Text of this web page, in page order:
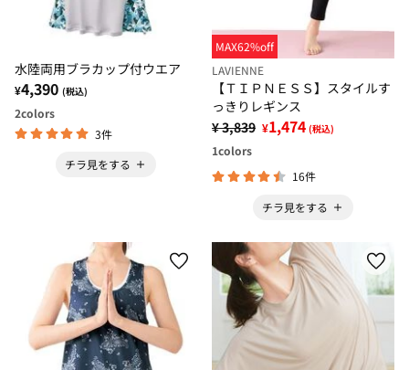
水陸両用ブラカップ付ウエア
¥4,390 (税込)
2colors
3件
チラ見をする
MAX62%off
LAVIENNE
【ＴＩＰＮＥＳＳ】スタイルす
っきりレギンス
¥ 3,839 ¥1,474 (税込)
1colors
16件
チラ見をする